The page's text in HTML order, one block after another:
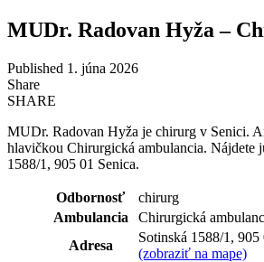
MUDr. Radovan Hyža –
Published 1. júna 2026
Share
SHARE
MUDr. Radovan Hyža je chirurg v Senici.
hlavičkou Chirurgická ambulancia. Nájdete
1588/1, 905 01 Senica.
Odbornosť
chirurg
Ambulancia
Chirurgická
Adresa
Sotinská 1588/1, 905
(zobraziť na mape)